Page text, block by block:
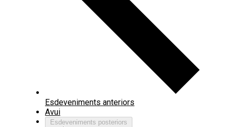
Esdeveniments anteriors
Avui
Esdeveniments posteriors